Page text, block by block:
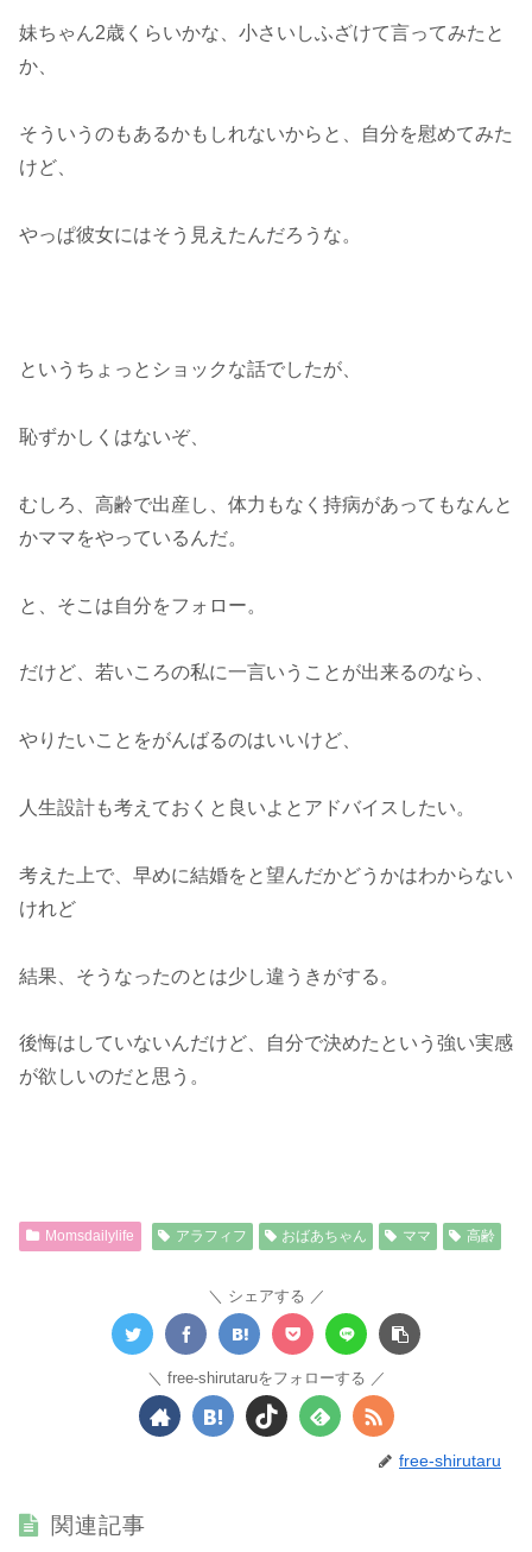
妹ちゃん2歳くらいかな、小さいしふざけて言ってみたと
か、
そういうのもあるかもしれないからと、自分を慰めてみた
けど、
やっぱ彼女にはそう見えたんだろうな。
というちょっとショックな話でしたが、
恥ずかしくはないぞ、
むしろ、高齢で出産し、体力もなく持病があってもなんと
かママをやっているんだ。
と、そこは自分をフォロー。
だけど、若いころの私に一言いうことが出来るのなら、
やりたいことをがんばるのはいいけど、
人生設計も考えておくと良いよとアドバイスしたい。
考えた上で、早めに結婚をと望んだかどうかはわからない
けれど
結果、そうなったのとは少し違うきがする。
後悔はしていないんだけど、自分で決めたという強い実感
が欲しいのだと思う。
Momsdailylife アラフィフ おばあちゃん ママ 高齢
シェアする
free-shirutaruをフォローする
free-shirutaru
関連記事